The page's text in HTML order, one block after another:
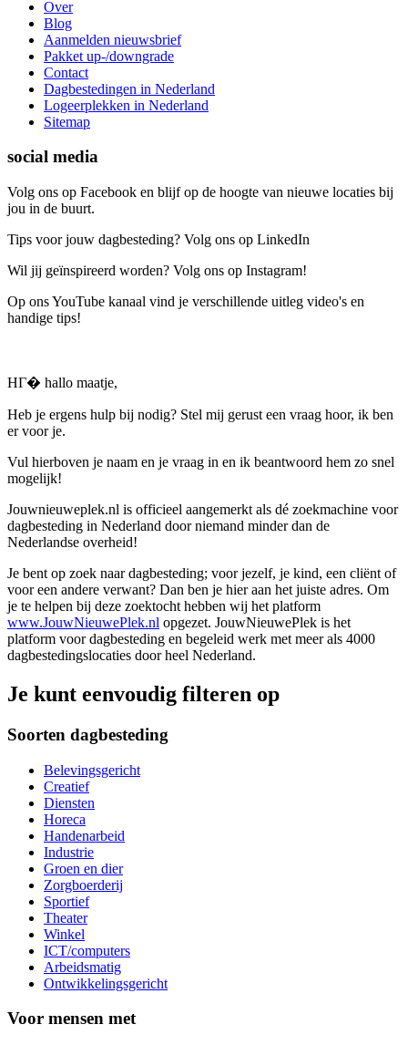
Over
Blog
Aanmelden nieuwsbrief
Pakket up-/downgrade
Contact
Dagbestedingen in Nederland
Logeerplekken in Nederland
Sitemap
social media
Volg ons op Facebook en blijf op de hoogte van nieuwe locaties bij
jou in de buurt.
Tips voor jouw dagbesteding? Volg ons op LinkedIn
Wil jij geïnspireerd worden? Volg ons op Instagram!
Op ons YouTube kanaal vind je verschillende uitleg video's en
handige tips!
HГ� hallo maatje,
Heb je ergens hulp bij nodig? Stel mij gerust een vraag hoor, ik ben
er voor je.
Vul hierboven je naam en je vraag in en ik beantwoord hem zo snel
mogelijk!
Jouwnieuweplek.nl is officieel aangemerkt als dé zoekmachine voor
dagbesteding in Nederland door niemand minder dan de
Nederlandse overheid!
Je bent op zoek naar dagbesteding; voor jezelf, je kind, een cliënt of
voor een andere verwant? Dan ben je hier aan het juiste adres. Om
je te helpen bij deze zoektocht hebben wij het platform
www.JouwNieuwePlek.nl opgezet. JouwNieuwePlek is het
platform voor dagbesteding en begeleid werk met meer als 4000
dagbestedingslocaties door heel Nederland.
Je kunt eenvoudig filteren op
Soorten dagbesteding
Belevingsgericht
Creatief
Diensten
Horeca
Handenarbeid
Industrie
Groen en dier
Zorgboerderij
Sportief
Theater
Winkel
ICT/computers
Arbeidsmatig
Ontwikkelingsgericht
Voor mensen met